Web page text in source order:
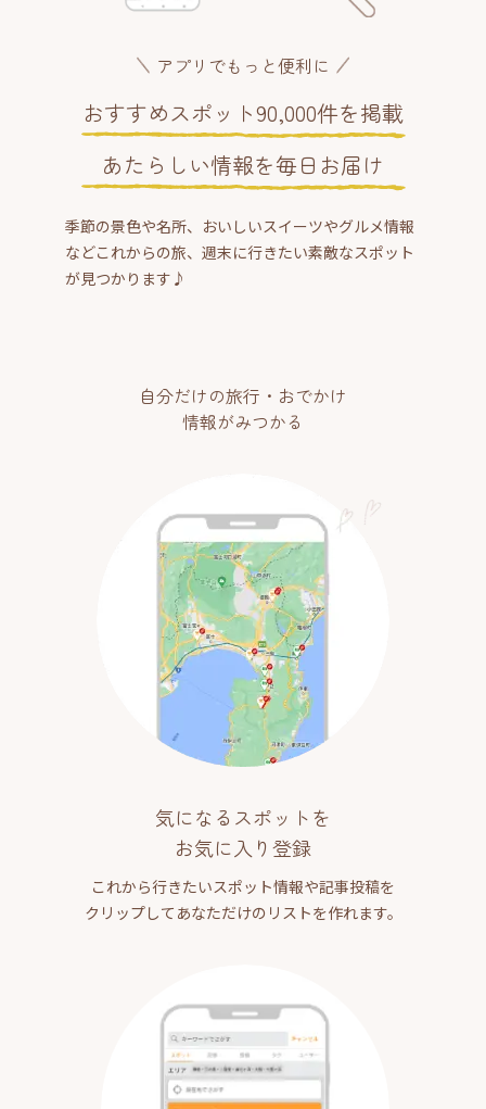
アプリでもっと便利に
おすすめスポット90,000件を掲載
あたらしい情報を毎日お届け
季節の景色や名所、おいしいスイーツやグルメ情報
などこれからの旅、週末に行きたい素敵なスポット
が見つかります♪
自分だけの旅行・おでかけ
情報がみつかる
気になるスポットを
お気に入り登録
これから行きたいスポット情報や記事投稿を
クリップしてあなただけのリストを作れます。